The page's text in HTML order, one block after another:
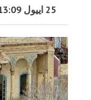
25 اییول 13:09